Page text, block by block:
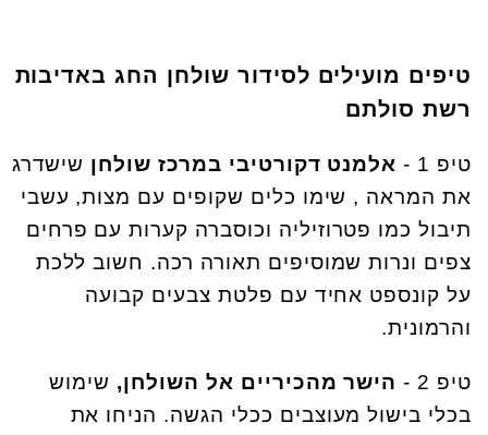
טיפים מועילים לסידור שולחן החג באדיבות
רשת סולתם
טיפ 1 - אלמנט דקורטיבי במרכז שולחן שישדרג
את המראה , שימו כלים שקופים עם מצות, עשבי
תיבול כמו פטרוזיליה וכוסברה קערות עם פרחים
צפים ונרות שמוסיפים תאורה רכה. חשוב ללכת
על קונספט אחיד עם פלטת צבעים קבועה
והרמונית.
טיפ 2 - הישר מהכיריים אל השולחן, שימוש
בכלי בישול מעוצבים ככלי הגשה. הניחו את